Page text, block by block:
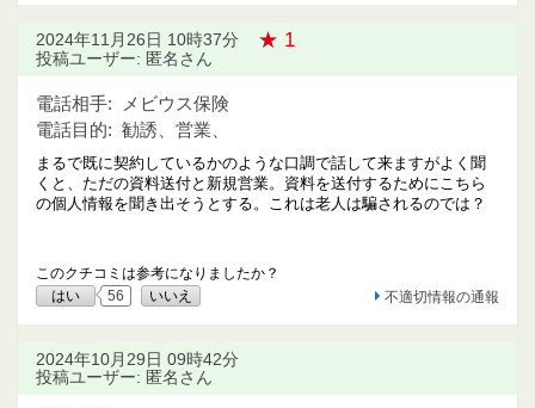
2024年11月26日 10時37分 ★ 1
投稿ユーザー: 匿名さん
電話相手:
メビウス保険
電話目的: 勧誘、営業、
まるで既に契約しているかのような口調で話して来ますがよく聞
くと、ただの資料送付と新規営業。資料を送付するためにこちら
の個人情報を聞き出そうとする。これは老人は騙されるのでは？
このクチコミは参考になりましたか？
はい
56 いいえ 不適切情報の通報
2024年10月29日 09時42分
投稿ユーザー: 匿名さん